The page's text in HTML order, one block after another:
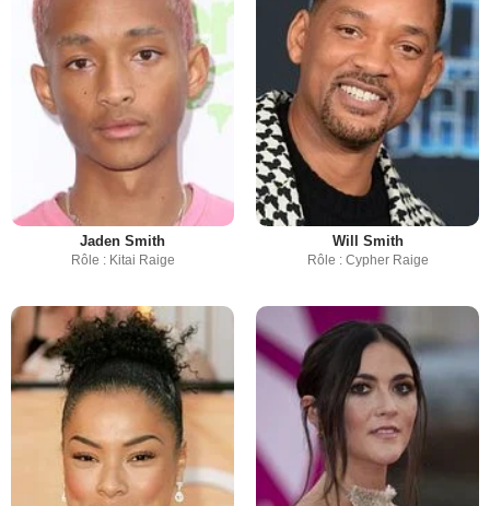
Jaden Smith
Rôle : Kitai Raige
Will Smith
Rôle : Cypher Raige